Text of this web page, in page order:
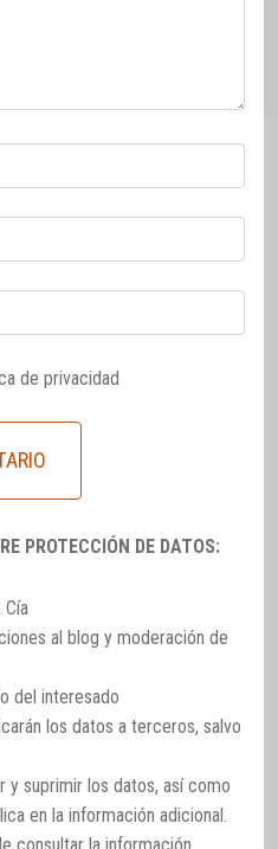
de privacidad
PROTECCIÓN DE DATOS:
Cía
al blog y moderación de
del interesado
los datos a terceros, salvo
y suprimir los datos, así como
en la información adicional.